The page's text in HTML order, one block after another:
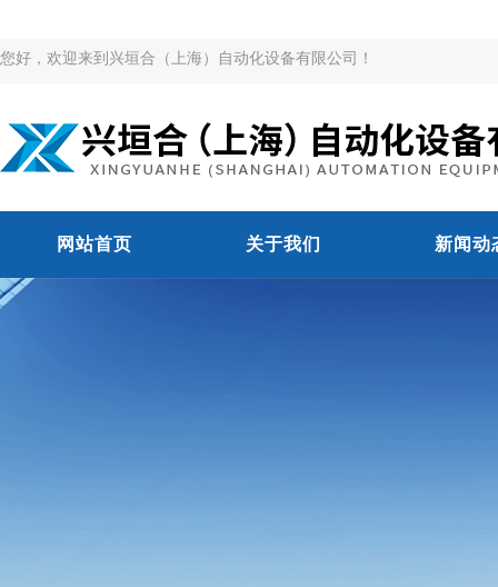
您好，欢迎来到兴垣合（上海）自动化设备有限公司！
网站首页 关于我们 新闻动